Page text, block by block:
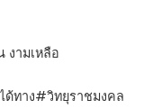
งามเหลือ
ทาง#วิทยุราชมงคล